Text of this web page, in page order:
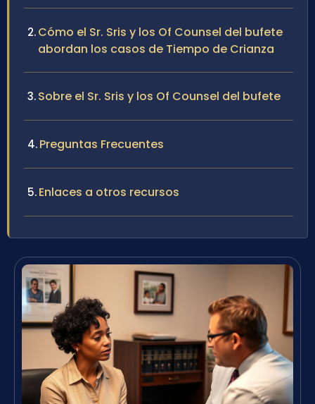
Cómo el Sr. Sris y los Of Counsel del bufete
abordan los casos de Tiempo de Crianza
Sobre el Sr. Sris y los Of Counsel del bufete
Preguntas Frecuentes
Enlaces a otros recursos